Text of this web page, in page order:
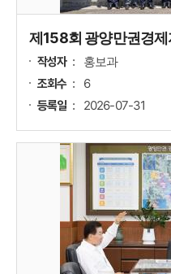
제158회 광양만권경
작성자 홍보과
조회수 6
등록일 2026-07-31